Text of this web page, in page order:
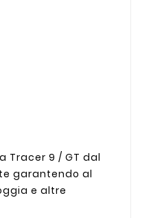
Tracer 9 / GT dal
garantendo al
e altre